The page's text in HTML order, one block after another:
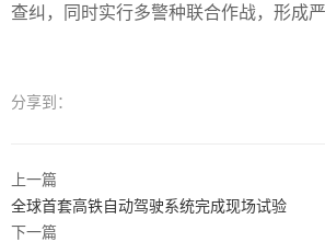
查纠，同时实行多警种联合作战，形成
分享到：
上一篇
全球首套高铁自动驾驶系统完成现场试验
下一篇